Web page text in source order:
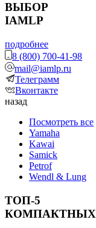
ВЫБОР
IAMLP
подробнее
8 (800) 700-41-98
mail@iamlp.ru
Телеграмм
Вконтакте
назад
Посмотреть все
Yamaha
Kawai
Samick
Petrof
Wendl & Lung
ТОП-5
КОМПАКТНЫХ